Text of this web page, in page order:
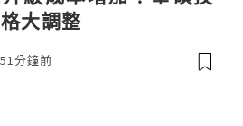
大調整
51分鐘前